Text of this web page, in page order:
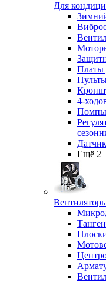
Для
Платы
4-
Помпы
Ещё 2